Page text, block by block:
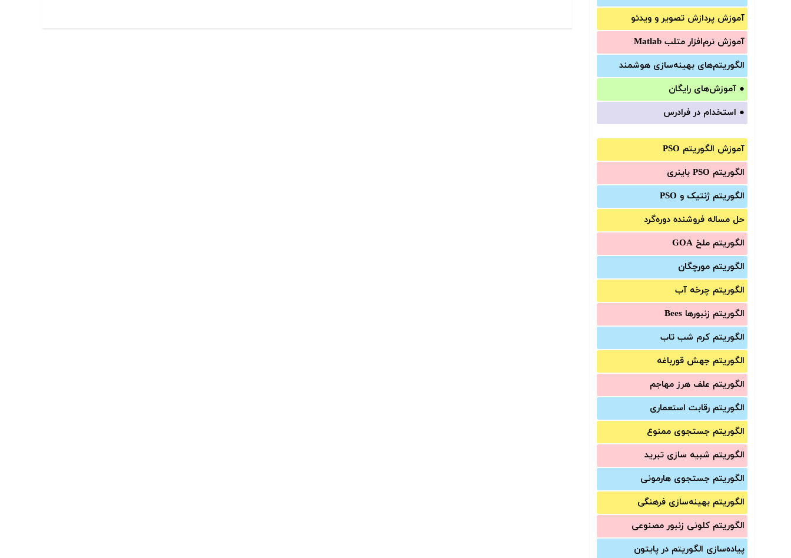
آموزش‌ پردازش تصویر و ویدئو
آموزش‌ نرم‌افزار متلب Matlab
الگوریتم‌های بهینه‌سازی هوشمند
● آموزش‌های رایگان
● استخدام در فرادرس
آموزش الگوریتم PSO
الگوریتم PSO باینری
الگوریتم ژنتیک و PSO
حل مساله فروشنده دوره‌گرد
الگوریتم ملخ GOA
الگوریتم مورچگان
الگوریتم چرخه آب
الگوریتم زنبورها Bees
الگوریتم کرم شب تاب
الگوریتم جهش قورباغه
الگوریتم علف هرز مهاجم
الگوریتم رقابت استعماری
الگوریتم جستجوی ممنوع
الگوریتم شبیه سازی تبرید
الگوریتم جستجوی هارمونی
الگوریتم بهینه‌سازی فرهنگی
الگوریتم کلونی زنبور مصنوعی
پیاده‌سازی الگوریتم در پایتون